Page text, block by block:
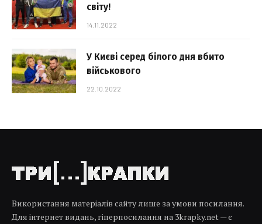
світу!
14.11.2022
У Києві серед білого дня вбито
військового
22.10.2022
Використання матеріалів сайту лише за умови посилання.
Для інтернет видань, гіперпосилання на 3krapky.net — є